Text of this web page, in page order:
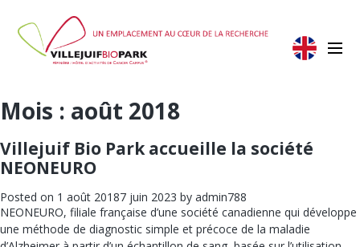
Mois : août 2018
Villejuif Bio Park accueille la société
NEONEURO
Posted on 1 août 20187 juin 2023 by admin788
NEONEURO, filiale française d’une société canadienne qui développe
une méthode de diagnostic simple et précoce de la maladie